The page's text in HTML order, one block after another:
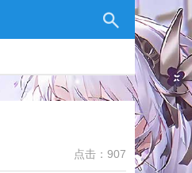
点击：907